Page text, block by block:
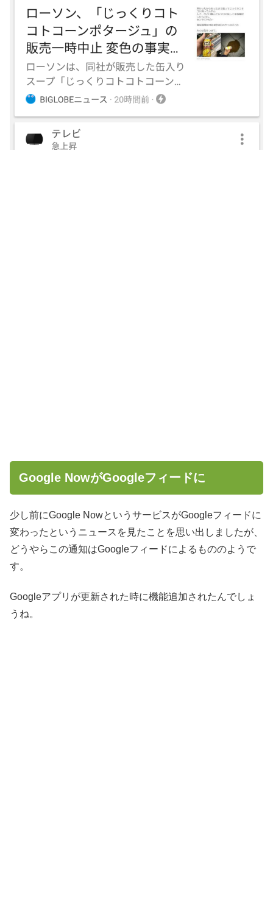
Google NowがGoogleフィードに
少し前にGoogle NowというサービスがGoogleフィードに
変わったというニュースを見たことを思い出しましたが、
どうやらこの通知はGoogleフィードによるもののようで
す。
Googleアプリが更新された時に機能追加されたんでしょ
うね。